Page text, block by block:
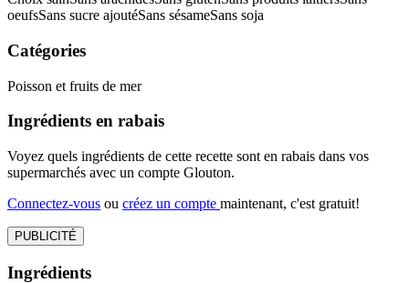
oeufsSans sucre ajoutéSans sésameSans soja
Catégories
Poisson et fruits de mer
Ingrédients en rabais
Voyez quels ingrédients de cette recette sont en rabais dans vos
supermarchés avec un compte Glouton.
Connectez-vous ou créez un compte maintenant, c'est gratuit!
PUBLICITÉ
Ingrédients